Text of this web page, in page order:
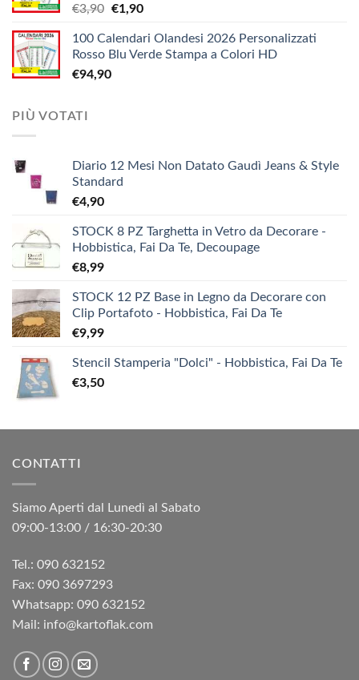
€9,90
€3,90 Il
originale
era:
€3,90.
€1,90Il
attuale
è:
100 Calendari Olandesi 2026 Personalizzati
Rosso Blu Verde Stampa a Colori HD
€94,90
PIÙ VOTATI
Diario 12 Mesi Non Datato Gaudì Jeans & Style
Standard
€4,90
STOCK 8 PZ Targhetta in Vetro da Decorare -
Hobbistica, Fai Da Te, Decoupage
€8,99
STOCK 12 PZ Base in Legno da Decorare con
Clip Portafoto - Hobbistica, Fai Da Te
€9,99
Stencil Stamperia "Dolci" - Hobbistica, Fai Da Te
€3,50
CONTATTI
Siamo Aperti dal Lunedì al Sabato
09:00-13:00 / 16:30-20:30
Tel.: 090 632152
Fax: 090 3697293‬
Whatsapp: 090 632152
Mail: info@kartoflak.com